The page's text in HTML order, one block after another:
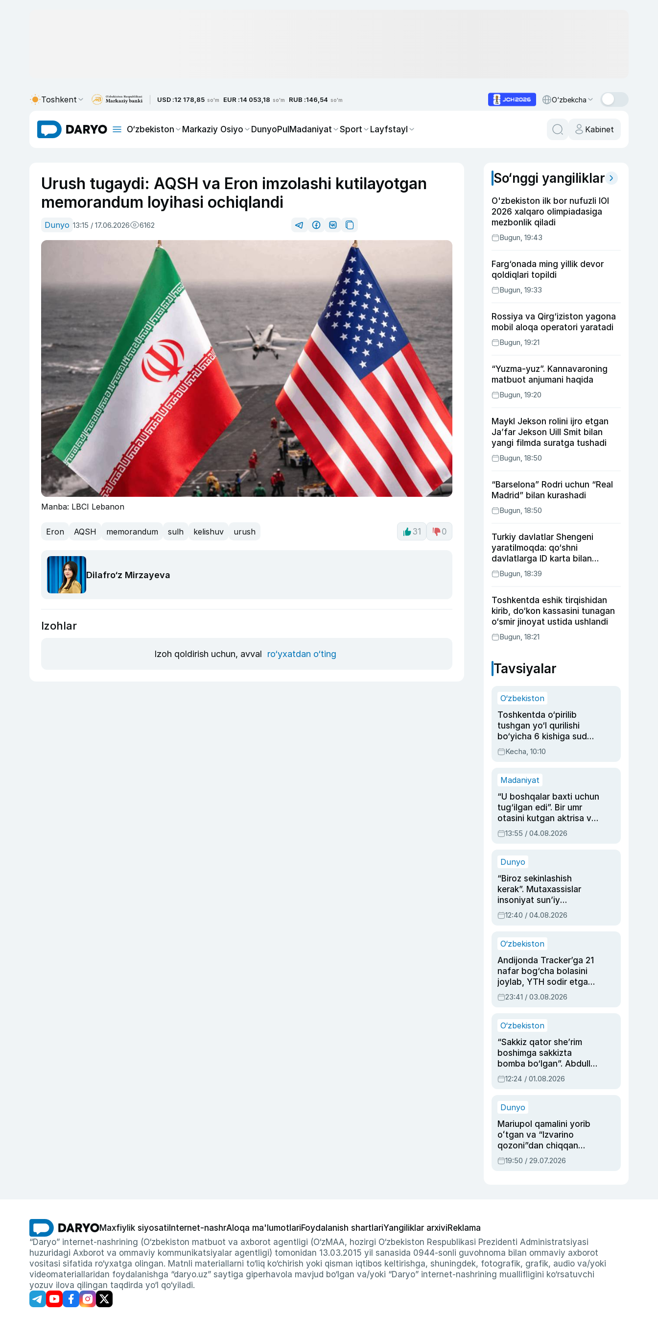
Toshkent USD :12 178,85 so'm EUR :14 053,18 so'm RUB :146,54 so'm O‘zbekcha
O‘zbekiston Markaziy Osiyo DunyoPulMadaniyat Sport Layfstayl Kabinet
Urush tugaydi: AQSH va Eron imzolashi kutilayotgan
memorandum loyihasi ochiqlandi
Dunyo 13:15 / 17.06.2026 6162
Manba: LBCI Lebanon
Eron AQSH memorandum sulh kelishuv urush 31 0
Dilafro‘z Mirzayeva
Izohlar
Izoh qoldirish uchun, avval ro‘yxatdan o‘ting
So‘nggi yangiliklar
O'zbekiston ilk bor nufuzli IOI
2026 xalqaro olimpiadasiga
mezbonlik qiladi
Bugun, 19:43
Farg‘onada ming yillik devor
qoldiqlari topildi
Bugun, 19:33
Rossiya va Qirg‘iziston yagona
mobil aloqa operatori yaratadi
Bugun, 19:21
“Yuzma-yuz”. Kannavaroning
matbuot anjumani haqida
Bugun, 19:20
Maykl Jekson rolini ijro etgan
Ja’far Jekson Uill Smit bilan
yangi filmda suratga tushadi
Bugun, 18:50
“Barselona” Rodri uchun “Real
Madrid” bilan kurashadi
Bugun, 18:50
Turkiy davlatlar Shengeni
yaratilmoqda: qo‘shni
davlatlarga ID karta bilan
boriladi
Bugun, 18:39
Toshkentda eshik tirqishidan
kirib, do‘kon kassasini tunagan
o‘smir jinoyat ustida ushlandi
Bugun, 18:21
Tavsiyalar
O‘zbekiston
Toshkentda o‘pirilib
tushgan yo‘l qurilishi
bo‘yicha 6 kishiga sud
hukmi o‘qildi
Kecha, 10:10
Madaniyat
“U boshqalar baxti uchun
tug‘ilgan edi”. Bir umr
otasini kutgan aktrisa va
dublyaj ustasi Rimma
Ahmedovaning
13:55 / 04.08.2026
Dunyo
“Biroz sekinlashish
kerak”. Mutaxassislar
insoniyat sun’iy
intellektni boshqara
olmay qolishidan xavotir
12:40 / 04.08.2026
O‘zbekiston
Andijonda Tracker’ga 21
nafar bog‘cha bolasini
joylab, YTH sodir etgan
ayolga sud hukmi o‘qildi
23:41 / 03.08.2026
O‘zbekiston
“Sakkiz qator she’rim
boshimga sakkizta
bomba bo‘lgan”. Abdulla
Oripovni siyosiy
ayblovlardan asrab
12:24 / 01.08.2026
Dunyo
Mariupol qamalini yorib
oʻtgan va “Izvarino
qozoni”dan chiqqan
qahramon — Ukraina
armiyasi bosh
19:50 / 29.07.2026
Maxfiylik siyosati Internet-nashrAloqa ma'lumotlariFoydalanish shartlariYangiliklar arxiviReklama
“Daryo” internet-nashrining (O‘zbekiston matbuot va axborot agentligi (O‘zMAA, hozirgi O‘zbekiston Respublikasi Prezidenti Administratsiyasi
huzuridagi Axborot va ommaviy kommunikatsiyalar agentligi) tomonidan 13.03.2015 yil sanasida 0944-sonli guvohnoma bilan ommaviy axborot
vositasi sifatida ro‘yxatga olingan. Matnli materiallarni to‘liq ko‘chirish yoki qisman iqtibos keltirishga, shuningdek, fotografik, grafik, audio va/yoki
videomateriallaridan foydalanishga “daryo.uz” saytiga giperhavola mavjud bo‘lgan va/yoki “Daryo” internet-nashrining muallifligini ko‘rsatuvchi
yozuv ilova qilingan taqdirda yo‘l qo‘yiladi.